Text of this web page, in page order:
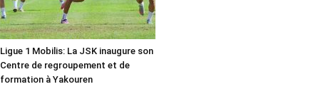
Ligue 1 Mobilis: La JSK inaugure son
Centre de regroupement et de
formation à Yakouren